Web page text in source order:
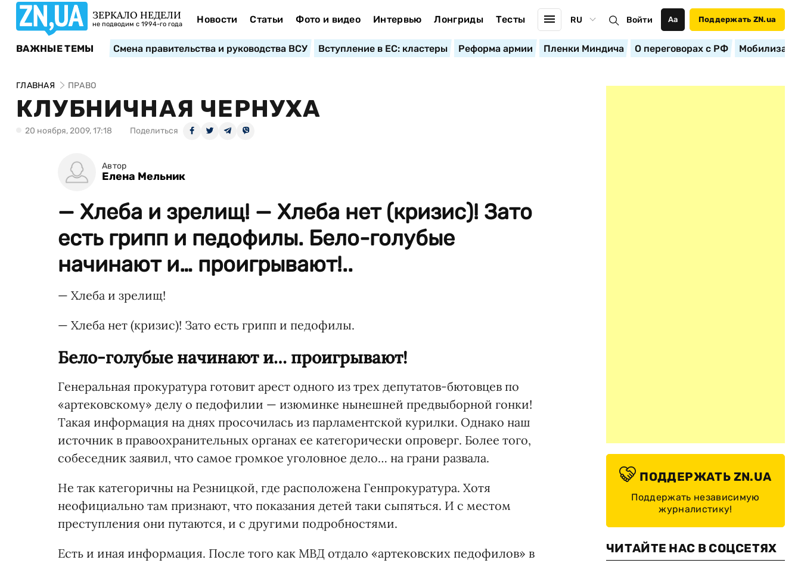
ЗЕРКАЛО НЕДЕЛИ
не подводим с 1994-го года Новости Статьи Фото и видео Интервью Лонгриды Тесты RU Войти Аа Поддержать ZN.ua
ВАЖНЫЕ ТЕМЫ Смена правительства и руководства ВСУ Вступление в ЕС: кластеры Реформа армии Пленки Миндича О переговорах с РФ
ГЛАВНАЯ ПРАВО
КЛУБНИЧНАЯ ЧЕРНУХА
20 ноября, 2009, 17:18 Поделиться
Автор
Елена Мельник
— Хлеба и зрелищ! — Хлеба нет (кризис)! Зато
есть грипп и педофилы. Бело-голубые
начинают и… проигрывают!..
— Хлеба и зрелищ!
— Хлеба нет (кризис)! Зато есть грипп и педофилы.
Бело-голубые начинают и… проигрывают!
Генеральная прокуратура готовит арест одного из трех депутатов-бютовцев по
«артековскому» делу о педофилии — изюминке нынешней предвыборной гонки!
Такая информация на днях просочилась из парламентской курилки. Однако наш
источник в правоохранительных органах ее категорически опроверг. Более того,
собеседник заявил, что самое громкое уголовное дело… на грани развала.
Не так категоричны на Резницкой, где расположена Генпрокуратура. Хотя
неофициально там признают, что показания детей таки сыпяться. И с местом
преступления они путаются, и с другими подробностями.
Есть и иная информация. После того как МВД отдало «артековских педофилов» в
ПОДДЕРЖАТЬ ZN.UA
Поддержать независимую
журналистику!
ЧИТАЙТЕ НАС В СОЦСЕТЯХ